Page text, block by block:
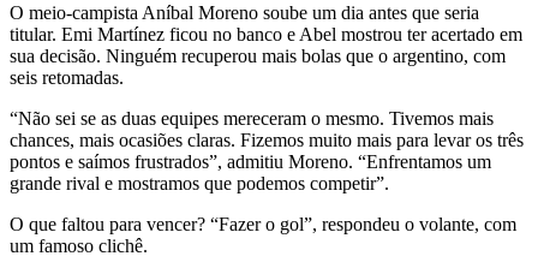
O meio-campista Aníbal Moreno soube um dia antes que seria
titular. Emi Martínez ficou no banco e Abel mostrou ter acertado em
sua decisão. Ninguém recuperou mais bolas que o argentino, com
seis retomadas.
“Não sei se as duas equipes mereceram o mesmo. Tivemos mais
chances, mais ocasiões claras. Fizemos muito mais para levar os três
pontos e saímos frustrados”, admitiu Moreno. “Enfrentamos um
grande rival e mostramos que podemos competir”.
O que faltou para vencer? “Fazer o gol”, respondeu o volante, com
um famoso clichê.